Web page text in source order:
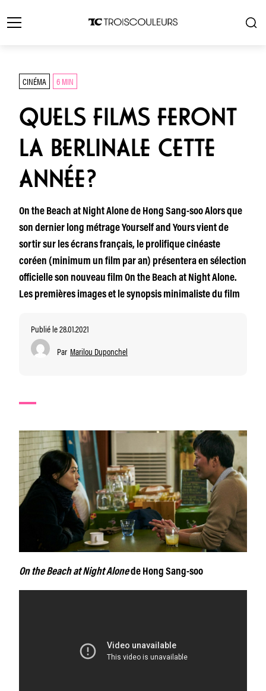
CINÉMA 6 MIN
QUELS FILMS FERONT
LA BERLINALE CETTE
ANNÉE?
On the Beach at Night Alone de Hong Sang-soo Alors que
son dernier long métrage Yourself and Yours vient de
sortir sur les écrans français, le prolifique cinéaste
coréen (minimum un film par an) présentera en sélection
officielle son nouveau film On the Beach at Night Alone.
Les premières images et le synopsis minimaliste du film
Publié le 28.01.2021
Par Marilou Duponchel
On the Beach at Night Alonede Hong Sang-soo